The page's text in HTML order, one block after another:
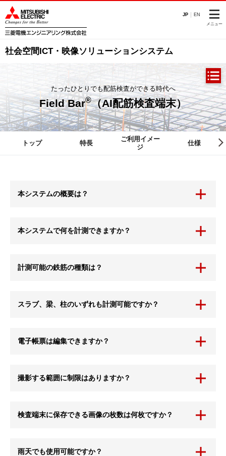
JP EN
メニュー
社会空間ICT・映像ソリューションシステム
たったひとりでも配筋検査ができる時代へ
Field Bar®（AI配筋検査端末）
トップ 特長
ご利用イメー
ジ
仕様
本システムの概要は？
本システムで何を計測できますか？
計測可能の鉄筋の種類は？
スラブ、梁、柱のいずれも計測可能ですか？
電子帳票は編集できますか？
撮影する範囲に制限はありますか？
検査端末に保存できる画像の枚数は何枚ですか？
雨天でも使用可能ですか？